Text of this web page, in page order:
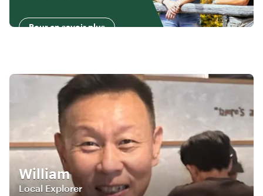
Pour en savoir plus
William
Local Explorer